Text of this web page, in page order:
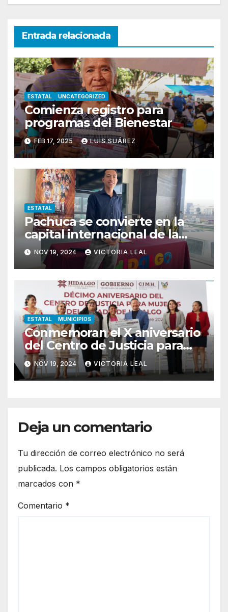
Entrada relacionada
ESTATAL UNCATEGORIZED
Comienza registro para
programas del Bienestar
FEB 17, 2025 LUIS SUÁREZ
ESTATAL
Pachuca se convierte en la
capital internacional de la
salsa
NOV 19, 2024 VICTORIA LEAL
ESTATAL MUNICIPIOS
Conmemoran el X aniversario
del Centro de Justicia para
Mujeres de Hidalgo
NOV 19, 2024 VICTORIA LEAL
Deja un comentario
Tu dirección de correo electrónico no será
publicada. Los campos obligatorios están
marcados con *
Comentario *